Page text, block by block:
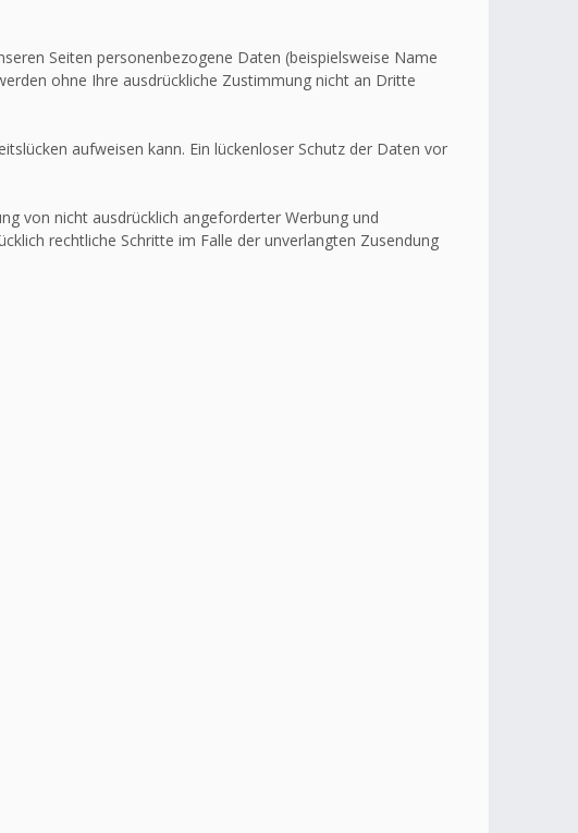
Seiten personenbezogene Daten (beispielsweise Name
ohne Ihre ausdrückliche Zustimmung nicht an Dritte
aufweisen kann. Ein lückenloser Schutz der Daten vor
von nicht ausdrücklich angeforderter Werbung und
rechtliche Schritte im Falle der unverlangten Zusendung